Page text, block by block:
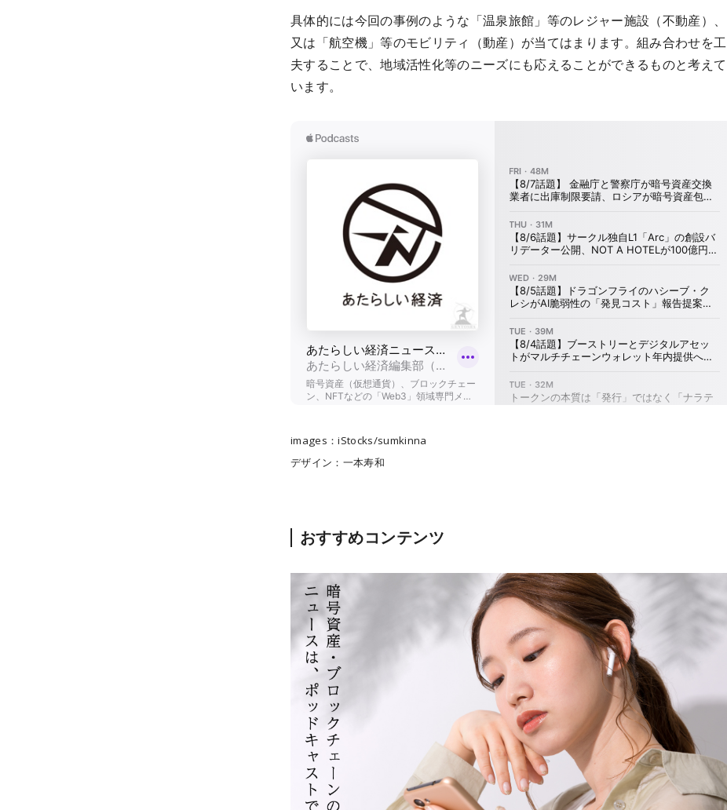
具体的には今回の事例のような「温泉旅館」等のレジャー施設（不動産）、
又は「航空機」等のモビリティ（動産）が当てはまります。組み合わせを工
夫することで、地域活性化等のニーズにも応えることができるものと考えて
います。
images：iStocks/sumkinna
デザイン：一本寿和
おすすめコンテンツ